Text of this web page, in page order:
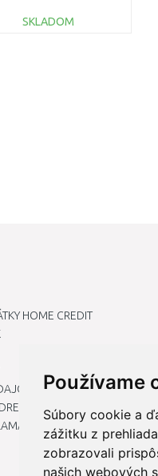
Používame
Súbory cookie a
zážitku z
zobrazovali
našich webových
SKLADOM
HOME CREDIT
PRE KUCHYNSKÚ BATÉRIU